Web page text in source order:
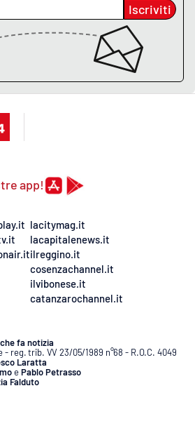
Iscriviti
app!
lacitymag.it
lacapitalenews.it
ilreggino.it
cosenzachannel.it
ilvibonese.it
catanzarochannel.it
fa notizia
reg. trib. VV 23/05/1989 n°68 - R.O.C. 4049
Laratta
ePablo Petrasso
Falduto